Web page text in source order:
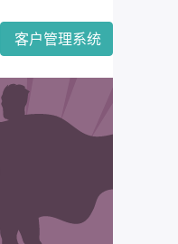
客户管理系统